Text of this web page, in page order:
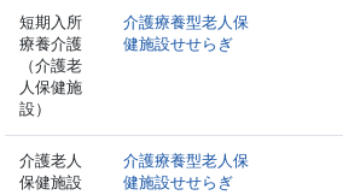
短期入所
療養介護
（介護老
人保健施
設）
介護療養型老人保
健施設せせらぎ
介護老人
保健施設
介護療養型老人保
健施設せせらぎ